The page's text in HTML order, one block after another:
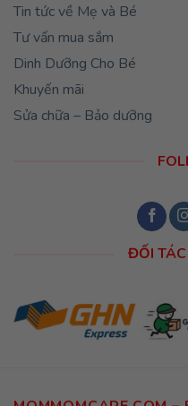
Tin tức về Mẹ và Bé
Tư vấn mua sắm
Dinh Dưỡng Cho Bé
Khuyến mãi
Sửa chữa – Bảo dưỡng
ĐỐI